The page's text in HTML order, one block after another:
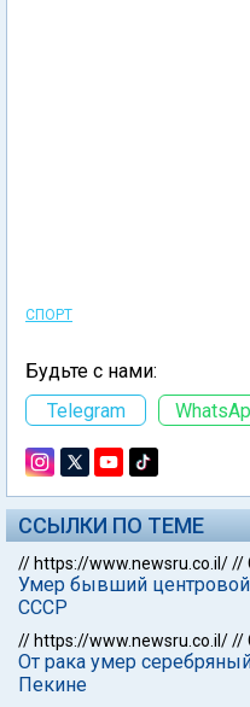
СПОРТ
Будьте с нами:
Telegram
ССЫЛКИ ПО ТЕМЕ
// https://www.newsru.co.il///
Умер бывший
СССР
// https://www.newsru.co.il///
От рака умер
Пекине